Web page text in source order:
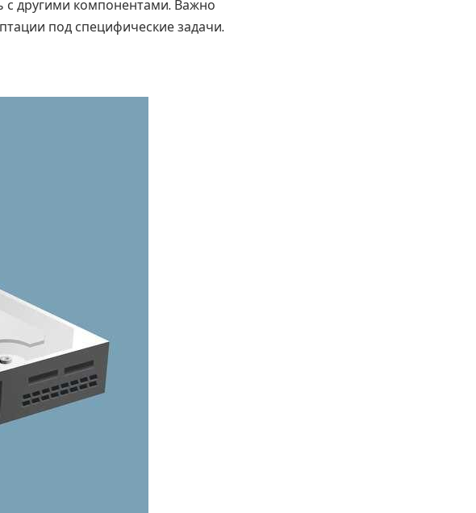
с другими компонентами. Важно
под специфические задачи.